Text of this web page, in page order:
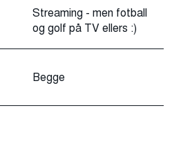
Streaming - men fotball
og golf på TV ellers :)
Begge